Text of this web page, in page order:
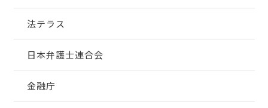
法テラス
日本弁護士連合会
金融庁